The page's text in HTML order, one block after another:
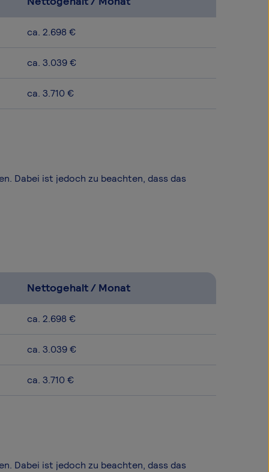
ca. 2.698 €
ca. 3.039 €
ca. 3.710 €
Dabei ist jedoch zu beachten, dass das
Nettogehalt / Monat
ca. 2.698 €
ca. 3.039 €
ca. 3.710 €
Dabei ist jedoch zu beachten, dass das